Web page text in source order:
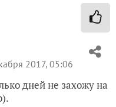
2017, 05:06
дней не захожу на